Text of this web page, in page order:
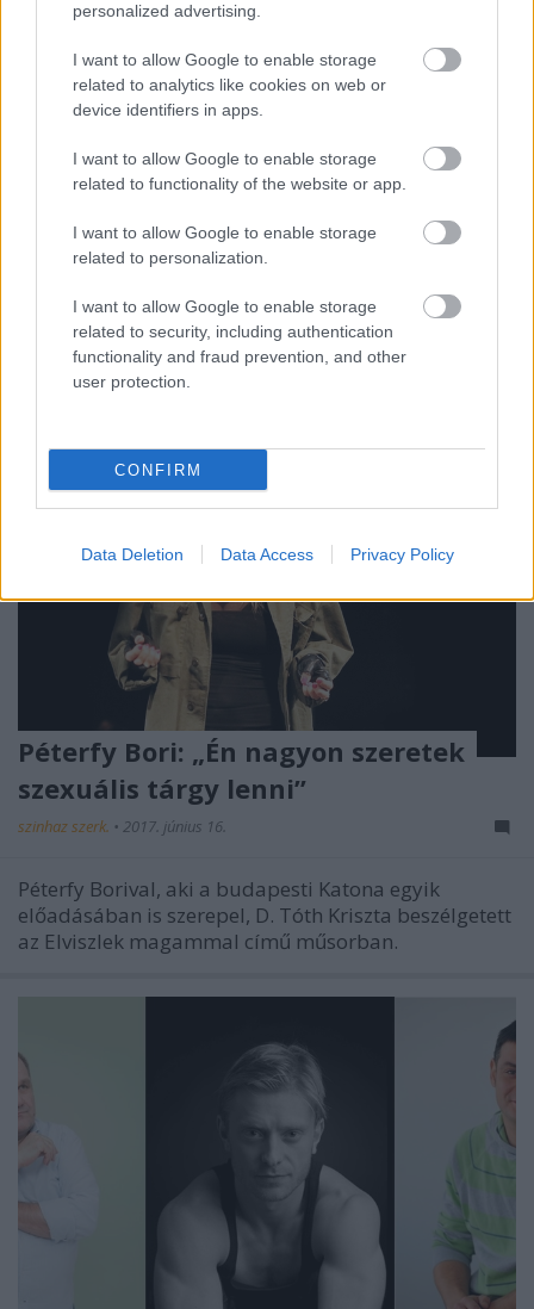
personalized advertising.
I want to allow Google to enable storage
related to analytics like cookies on web or
device identifiers in apps.
I want to allow Google to enable storage
related to functionality of the website or app.
I want to allow Google to enable storage
related to personalization.
I want to allow Google to enable storage
related to security, including authentication
functionality and fraud prevention, and other
user protection.
CONFIRM
Data Deletion Data Access Privacy Policy
Színházi, drámás kurzus
Marosvásárhelyen
szinhaz szerk.• 2017. június 16.
A kiválasztott résztvevők utazási-, szállás- és képzési
költségeit az Erasmus+ fedezi.
Péterfy Bori: „Én nagyon szeretek
szexuális tárgy lenni”
szinhaz szerk. • 2017. június 16.
Péterfy Borival, aki a budapesti Katona egyik
előadásában is szerepel, D. Tóth Kriszta beszélgetett
az Elviszlek magammal című műsorban.